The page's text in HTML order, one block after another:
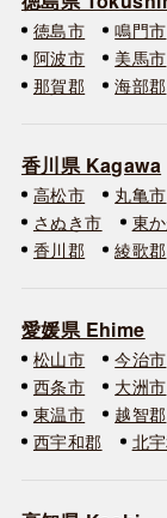
徳島市 鳴門市
阿波市
美馬市
那賀郡
海部郡
香川県 Kagawa
高松市 丸亀市
さぬき市
東
香川郡
綾歌郡
愛媛県 Ehime
松山市 今治市
西条市
大洲市
東温市
越智郡
西宇和郡
北